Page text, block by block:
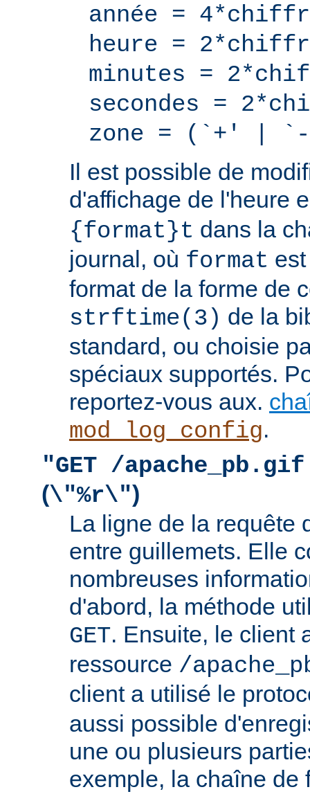
année =
heure =
minutes =
secondes =
zone = (`+' |
Il est possible de
d'affichage de l'heure
{format}t dans la
journal, où format
format de la forme de
strftime(3) de la
standard, ou choisie
spéciaux supportés.
reportez-vous aux.
mod_log_config.
"GET /
(\"%r\")
La ligne de la requête
entre guillemets. Elle
nombreuses
d'abord, la méthode
GET. Ensuite, le client
ressource /
client a utilisé le
aussi possible
une ou plusieurs
exemple, la chaîne de